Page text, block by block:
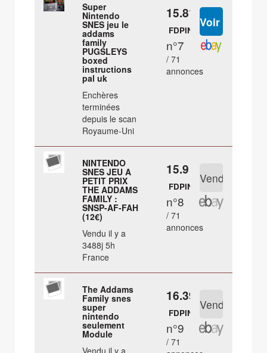
Super
Nintendo
SNES jeu le
addams
family
PUGSLEYS
boxed
instructions
pal uk
Enchères
terminées
depuis le scan
Royaume-Uni
15.81 €
FDPIN
n°7
/ 71
annonces
NINTENDO
SNES JEU A
PETIT PRIX
THE ADDAMS
FAMILY :
SNSP-AF-FAH
(12€)
Vendu il y a
3488j 5h
France
15.9 €
FDPIN
n°8
/ 71
annonces
The Addams
Family snes
super
nintendo
seulement
Module
16.39 €
FDPIN
n°9
/ 71